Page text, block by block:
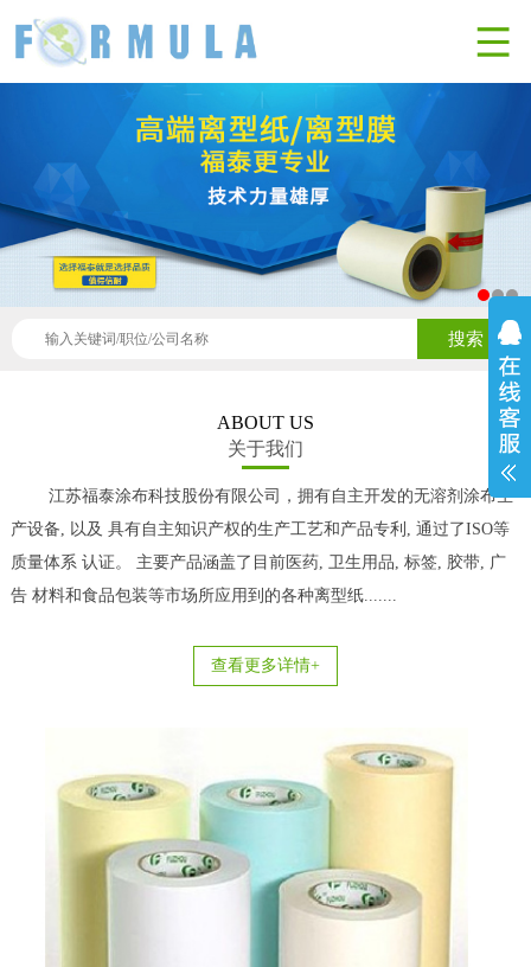
搜索
ABOUT US
关于我们
江苏福泰涂布科技股份有限公司，拥有自主开发的无溶剂涂布生
产设备, 以及 具有自主知识产权的生产工艺和产品专利, 通过了ISO等
质量体系 认证。 主要产品涵盖了目前医药, 卫生用品, 标签, 胶带, 广
告 材料和食品包装等市场所应用到的各种离型纸.......
查看更多详情+